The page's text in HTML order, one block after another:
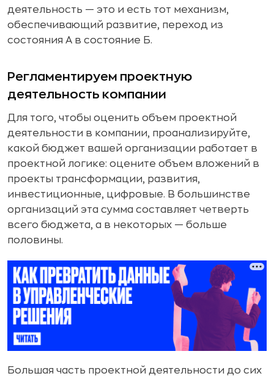
деятельность — это и есть тот механизм,
обеспечивающий развитие, переход из
состояния А в состояние Б.
Регламентируем проектную
деятельность компании
Для того, чтобы оценить объем проектной
деятельности в компании, проанализируйте,
какой бюджет вашей организации работает в
проектной логике: оцените объем вложений в
проекты трансформации, развития,
инвестиционные, цифровые. В большинстве
организаций эта сумма составляет четверть
всего бюджета, а в некоторых — больше
половины.
Большая часть проектной деятельности до сих